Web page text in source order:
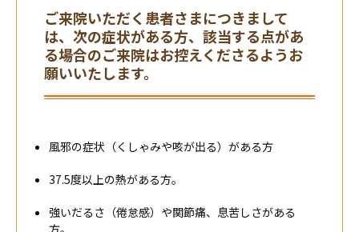
ご来院いただく患者さまにつきまして
は、次の症状がある方、該当する点があ
る場合のご来院はお控えくださるようお
願いいたします。
風邪の症状（くしゃみや咳が出る）がある方
37.5度以上の熱がある方。
強いだるさ（倦怠感）や関節痛、息苦しさがある
方。